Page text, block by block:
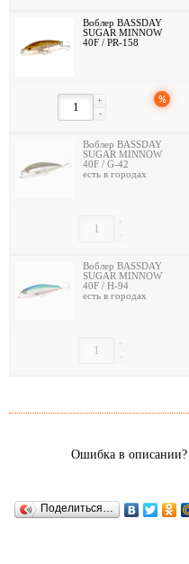
Воблер BASSDAY
SUGAR MINNOW
40F / PR-158
-
+ %
Воблер BASSDAY
SUGAR MINNOW
40F / G-42
есть в городах
-
+
Воблер BASSDAY
SUGAR MINNOW
40F / H-94
есть в городах
-
+
Ошибка в описании?
Поделиться…